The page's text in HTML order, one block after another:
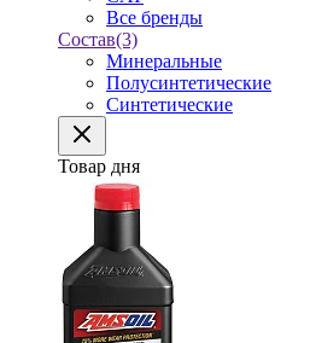
Все бренды
Состав(3)
Минеральные
Полусинтетические
Синтетические
Товар дня